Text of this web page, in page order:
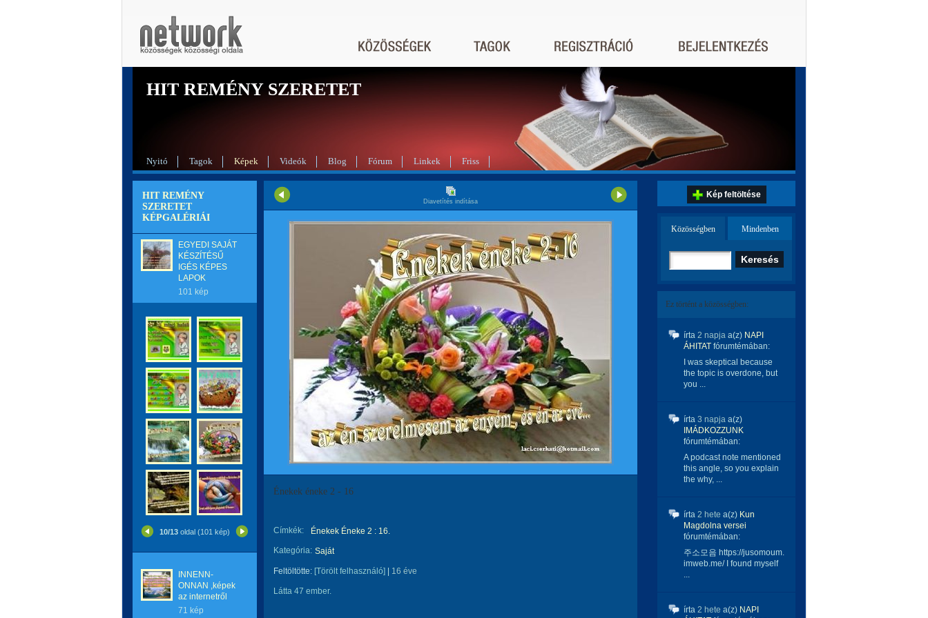
HIT REMÉNY SZERETET
Nyitó Tagok Képek Videók Blog Fórum Linkek Friss
HIT REMÉNY
SZERETET
KÉPGALÉRIÁI
EGYEDI SAJÁT
KÉSZÍTÉSŰ
IGÉS KÉPES
LAPOK
101 kép
10/13 oldal (101 kép)
INNENN-
ONNAN ,képek
az internetről
71 kép
Diavetítés indítása
Énekek éneke 2 - 16
Címkék:
Énekek Éneke 2 : 16.
Kategória: Saját
Feltöltötte: [Törölt felhasználó] 16 éve
Látta 47 ember.
Kép feltöltése
Közösségben Mindenben
Ez történt a közösségben:
írta 2 napja a(z) NAPI
ÁHITAT fórumtémában:
I was skeptical because
the topic is overdone, but
you ...
írta 3 napja a(z)
IMÁDKOZZUNK
fórumtémában:
A podcast note mentioned
this angle, so you explain
the why, ...
írta 2 hete a(z) Kun
Magdolna versei
fórumtémában:
주소모음 https://jusomoum.
imweb.me/ I found myself
...
írta 2 hete a(z) NAPI